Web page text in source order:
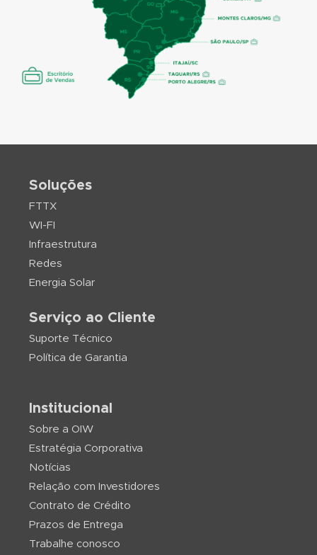
Soluções
FTTX
WI-FI
Infraestrutura
Redes
Energia Solar
Serviço ao Cliente
Suporte Técnico
Política de Garantia
Institucional
Sobre a OIW
Estratégia Corporativa
Notícias
Relação com Investidores
Contrato de Crédito
Prazos de Entrega
Trabalhe conosco